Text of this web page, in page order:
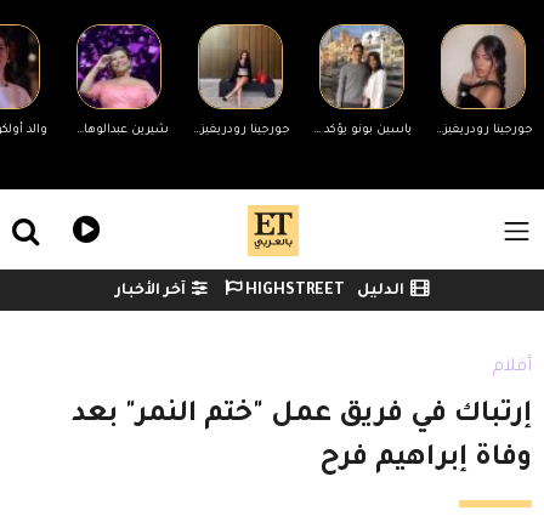
جورجينا رودريغيز ترد على التنمر بسبب جسمها.. ورونالدو يدعمها ياسين بونو يؤكد انفصاله عن زوجته لأول مرة وينهي الجدل جورجينا رودريغيز ترد على منتقدي جسمها شيرين عبدالوهاب تحضر مفاجأة لجمهورها في حفلها غدًا بالساحل الشمالي
Menu
Watch menu الدليل HIGHSTREET آخر الأخبار
أفلام
إرتباك في فريق عمل "ختم النمر" بعد
وفاة إبراهيم فرح